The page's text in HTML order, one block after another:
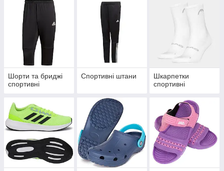
Шорти та бриджі
спортивні
Спортивні штани
Шкарпетки
спортивні